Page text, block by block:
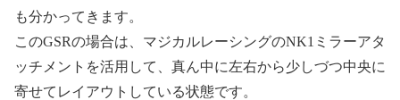
も分かってきます。
このGSRの場合は、マジカルレーシングのNK1ミラーアタ
ッチメントを活用して、真ん中に左右から少しづつ中央に
寄せてレイアウトしている状態です。